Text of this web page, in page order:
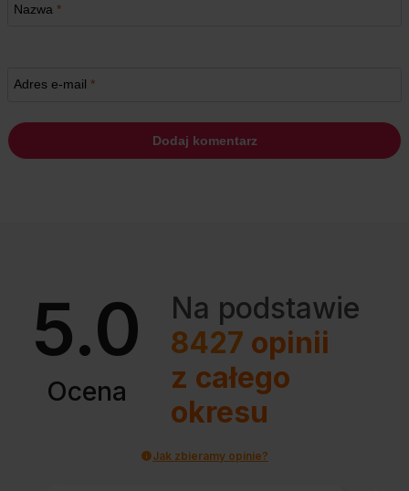
Nazwa *
Adres e-mail *
5.0
Ocena
Na podstawie
8427 opinii
z całego
okresu
Jak zbieramy opinie?